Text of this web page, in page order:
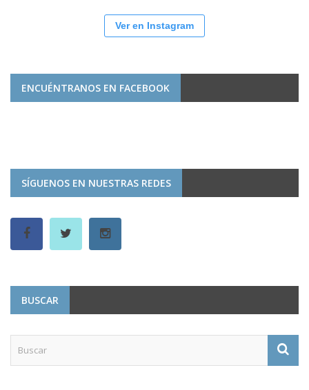
Ver en Instagram
ENCUÉNTRANOS EN FACEBOOK
SÍGUENOS EN NUESTRAS REDES
BUSCAR